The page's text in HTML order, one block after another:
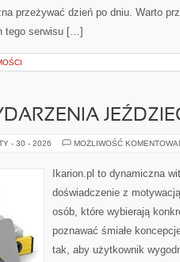
przeżywać dzień po dniu. Warto
tego serwisu […]
- 30 - 2026 MOŻLIWOŚĆ
Ikarion.pl to dynamiczna
doświadczenie z
osób, które wybierają
poznawać śmiałe
tak, aby użytkownik